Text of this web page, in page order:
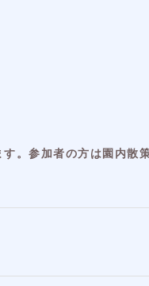
。参加者の方は園内散